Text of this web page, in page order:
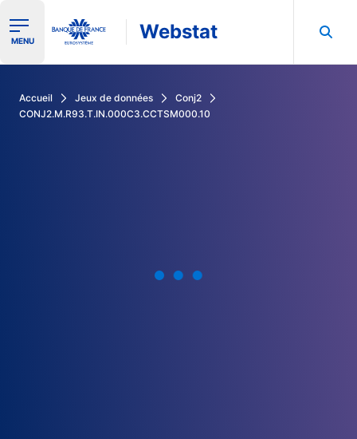
Ouvrir le menu de navigation
MENU Webstat
Accueil Jeux de données
Conj2
CONJ2.M.R93.T.IN.000C3.CCTSM000.10